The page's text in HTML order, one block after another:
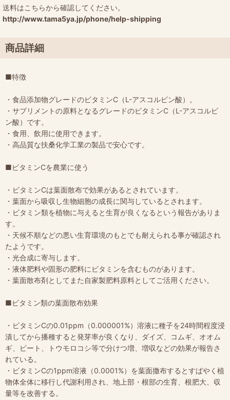
送料はこちらから確認してください。
http://www.tama5ya.jp/phone/help-shipping
商品詳細
■特徴
・食品添加物グレードのビタミンC（L-アスコルビン酸）。
・サプリメントの原料となるグレードのビタミンC（L-アスコルビ
ン酸）です。
・食用、飲用に使用できます。
・高品質な扶桑化学工業の製品で安心です。
■ビタミンCを農業に使う
・ビタミンCは葉面散布で効果があるとされています。
・葉面から吸収し生物細胞の成長に関与しているとされます。
・ビタミン類を植物に与えると生育が良くなるという報告がありま
す。
・天候不順などの悪い生育環境のもとでも耐えられる事が確認され
たようです。
・光合成に寄与します。
・液体肥料や固形の肥料にビタミンを含むものがあります。
・葉面散布剤としてまた自家製肥料原料としてご活用ください。
■ビタミン類の葉面散布効果
・ビタミンCの0.01ppm（0.000001%）溶液に種子を24時間程度浸
漬してから播種すると発芽率が良くなり、ダイズ、コムギ、オオム
ギ、ビート、トウモロコシ等で分けつ増、増収などの効果が報告さ
れている。
・ビタミンCの1ppm溶液（0.0001%）を葉面撒布するとすばやく植
物体全体に移行し代謝利用され、地上部・根部の生育、根肥大、収
量等を改善する。